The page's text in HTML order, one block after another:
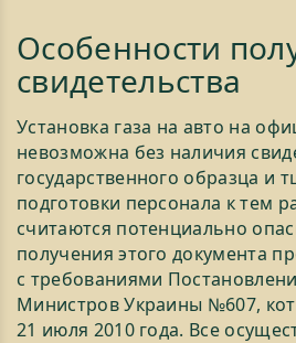
Особенности
свидетельства
Установка газа на авто на
невозможна без наличия
государственного образца и
подготовки персонала к тем
считаются потенциально
получения этого документа
с требованиями
Министров Украины №607,
21 июля 2010 года. Все